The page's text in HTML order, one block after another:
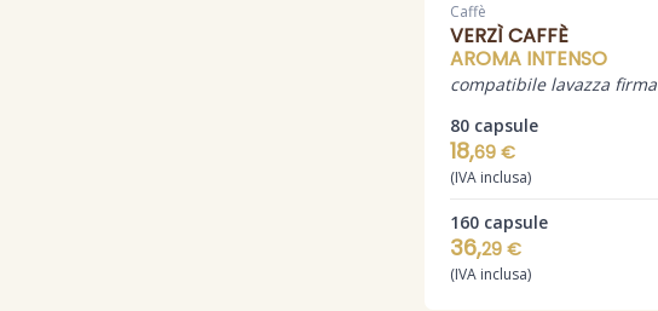
Caffè
VERZÌ CAFFÈ
AROMA INTENSO
compatibile lavazza firma
80 capsule
18,69 €
(IVA inclusa)
160 capsule
36,29 €
(IVA inclusa)